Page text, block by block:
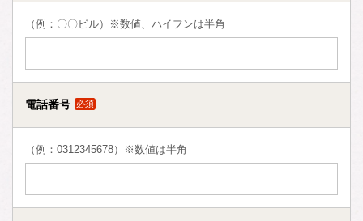
（例：〇〇ビル）※数値、ハイフンは半角
電話番号 必須
（例：0312345678）※数値は半角